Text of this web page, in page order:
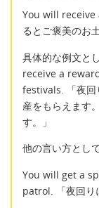
You will
るとご褒美のお
具体的な例文
receive a
festivals. 「夜回
産をもらえます
す。」
他の言い方とし
You will get a
patrol. 「夜回り